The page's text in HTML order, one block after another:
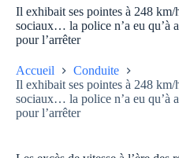
Il exhibait ses pointes à 248 km/
sociaux… la police n’a eu qu’à
pour l’arrêter
Accueil
Conduite
Il exhibait ses pointes à 248 km/
sociaux… la police n’a eu qu’à
pour l’arrêter